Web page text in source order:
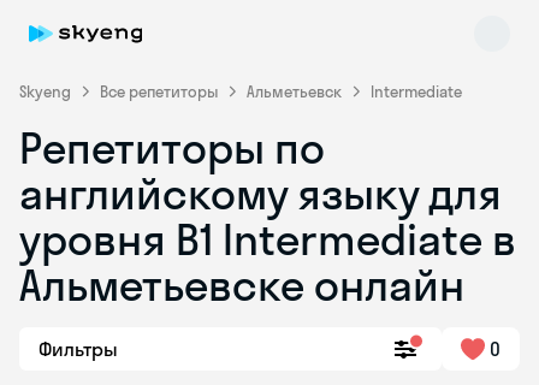
Skyeng Все репетиторы Альметьевск Intermediate
Репетиторы по
английскому языку для
уровня B1 Intermediate в
Альметьевске онлайн
Фильтры 0